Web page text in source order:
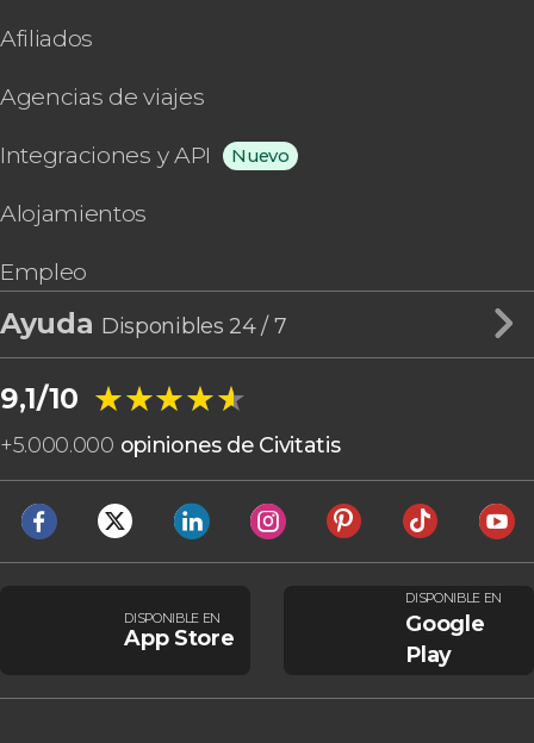
Afiliados
Agencias de viajes
Integraciones y API Nuevo
Alojamientos
Empleo
Ayuda Disponibles 24 / 7
9,1/10 ★★★★★
★★★★★
+5.000.000 opiniones de Civitatis
DISPONIBLE EN
App Store
DISPONIBLE EN
Google
Play